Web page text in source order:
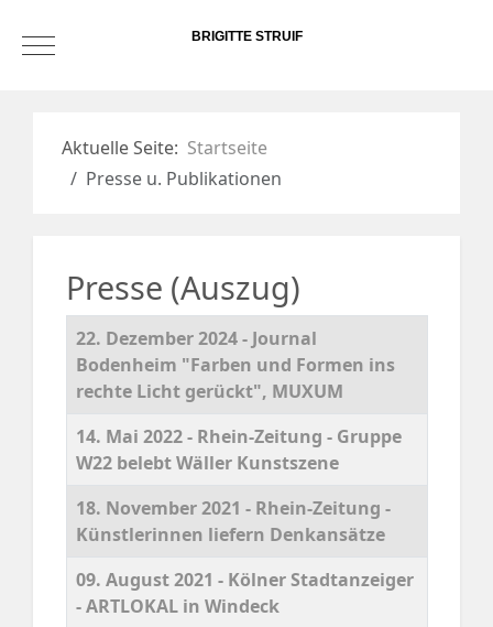
Mobile Menu ToggleBRIGITTE STRUIF
Aktuelle Seite: Startseite
Presse u. Publikationen
Presse (Auszug)
Beiträge
Titel
22. Dezember 2024 - Journal
Bodenheim "Farben und Formen ins
rechte Licht gerückt", MUXUM
14. Mai 2022 - Rhein-Zeitung - Gruppe
W22 belebt Wäller Kunstszene
18. November 2021 - Rhein-Zeitung -
Künstlerinnen liefern Denkansätze
09. August 2021 - Kölner Stadtanzeiger
- ARTLOKAL in Windeck